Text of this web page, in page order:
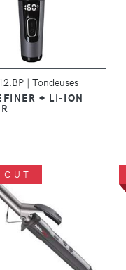
DÉTAILS
| Tondeuses
+ LI-ION
OUT
DÉTAILS